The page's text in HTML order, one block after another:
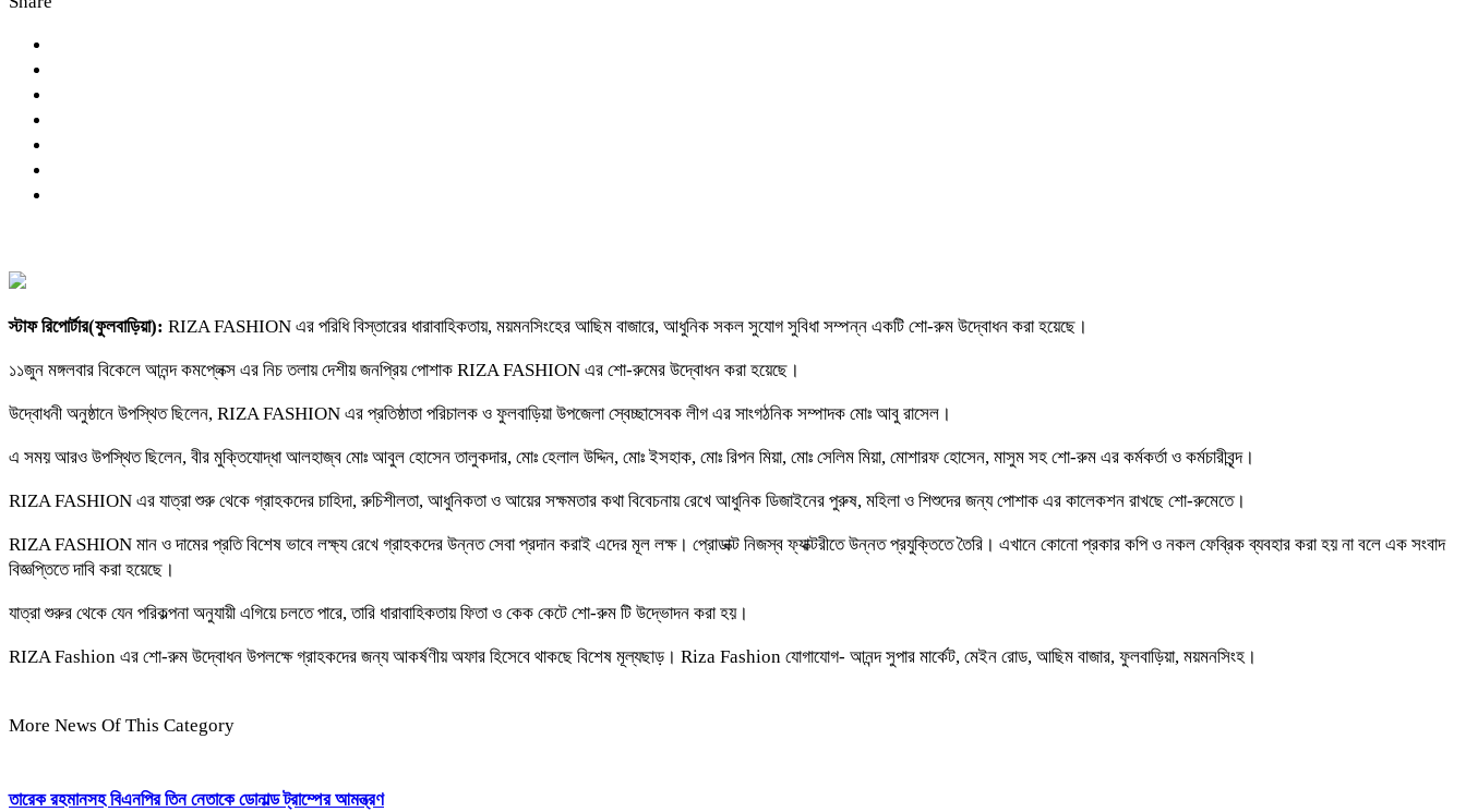
স্টাফ রিপোর্টার(ফুলবাড়িয়া): RIZA FASHION এর পরিধি বিস্তারের ধারাবাহিকতায়, ময়মনসিংহের আছিম বাজারে, আধুনিক সকল সুযোগ সুবিধা সম্পন্ন একটি শো-রুম উদ্বোধন করা হয়েছে।
১১জুন মঙ্গলবার বিকেলে আনন্দ কমপ্লেক্স এর নিচ তলায় দেশীয় জনপ্রিয় পোশাক RIZA FASHION এর শো-রুমের উদ্বোধন করা হয়েছে।
উদ্বোধনী অনুষ্ঠানে উপস্থিত ছিলেন, RIZA FASHION এর প্রতিষ্ঠাতা পরিচালক ও ফুলবাড়িয়া উপজেলা স্বেচ্ছাসেবক লীগ এর সাংগঠনিক সম্পাদক মোঃ আবু রাসেল।
এ সময় আরও উপস্থিত ছিলেন, বীর মুক্তিযোদ্ধা আলহাজ্ব মোঃ আবুল হোসেন তালুকদার, মোঃ হেলাল উদ্দিন, মোঃ ইসহাক, মোঃ রিপন মিয়া, মোঃ সেলিম মিয়া, মোশারফ হোসেন, মাসুম সহ শো-রুম এর কর্মকর্তা ও কর্মচারীবৃন্দ।
RIZA FASHION এর যাত্রা শুরু থেকে গ্রাহকদের চাহিদা, রুচিশীলতা, আধুনিকতা ও আয়ের সক্ষমতার কথা বিবেচনায় রেখে আধুনিক ডিজাইনের পুরুষ, মহিলা ও শিশুদের জন্য পোশাক এর কালেকশন রাখছে শো-রুমেতে।
RIZA FASHION মান ও দামের প্রতি বিশেষ ভাবে লক্ষ্য রেখে গ্রাহকদের উন্নত সেবা প্রদান করাই এদের মূল লক্ষ। প্রোডাক্ট নিজস্ব ফ্যাক্টরীতে উন্নত প্রযুক্তিতে তৈরি। এখানে কোনো প্রকার কপি ও নকল ফেব্রিক ব্যবহার করা হয় না বলে এক সংবাদ
বিজ্ঞপ্তিতে দাবি করা হয়েছে।
যাত্রা শুরুর থেকে যেন পরিকল্পনা অনুযায়ী এগিয়ে চলতে পারে, তারি ধারাবাহিকতায় ফিতা ও কেক কেটে শো-রুম টি উদ্ভোদন করা হয়।
RIZA Fashion এর শো-রুম উদ্বোধন উপলক্ষে গ্রাহকদের জন্য আকর্ষণীয় অফার হিসেবে থাকছে বিশেষ মূল্যছাড়। Riza Fashion যোগাযোগ- আনন্দ সুপার মার্কেট, মেইন রোড, আছিম বাজার, ফুলবাড়িয়া, ময়মনসিংহ।
More News Of This Category
তারেক রহমানসহ বিএনপির তিন নেতাকে ডোনাল্ড ট্রাম্পের আমন্ত্রণ